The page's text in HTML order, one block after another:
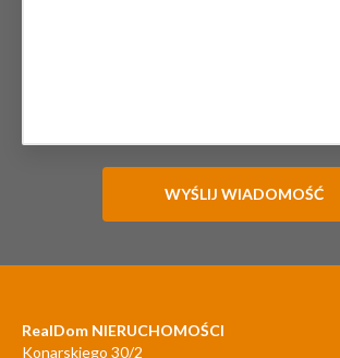
RealDom NIERUCHOMOŚCI
Konarskiego 30/2